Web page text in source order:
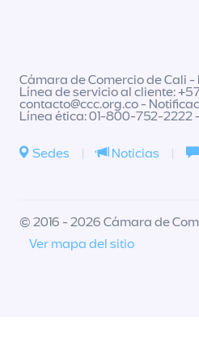
Cámara de Comercio de Cali -
Línea de servicio al cliente:
contacto@ccc.org.co-
Línea ética: 01-800-752-2222
Sedes | Noticias |
© 2016 - 2026 Cámara de
Ver mapa del sitio